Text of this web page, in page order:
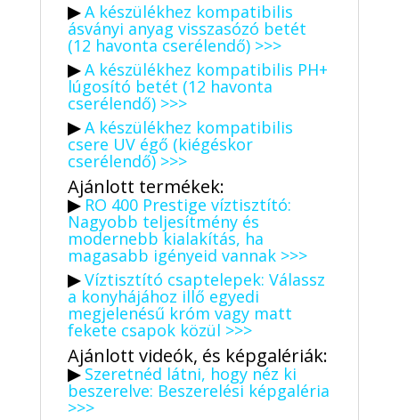
▶A készülékhez kompatibilis
ásványi anyag visszasózó betét
(12 havonta cserélendő) >>>
▶A készülékhez kompatibilis PH+
lúgosító betét (12 havonta
cserélendő) >>>
▶A készülékhez kompatibilis
csere UV égő (kiégéskor
cserélendő) >>>
Ajánlott termékek:
▶ RO 400 Prestige víztisztító:
Nagyobb teljesítmény és
modernebb kialakítás, ha
magasabb igényeid vannak >>>
▶Víztisztító csaptelepek: Válassz
a konyhájához illő egyedi
megjelenésű króm vagy matt
fekete csapok közül >>>
Ajánlott videók, és képgalériák:
▶Szeretnéd látni, hogy néz ki
beszerelve: Beszerelési képgaléria
>>>